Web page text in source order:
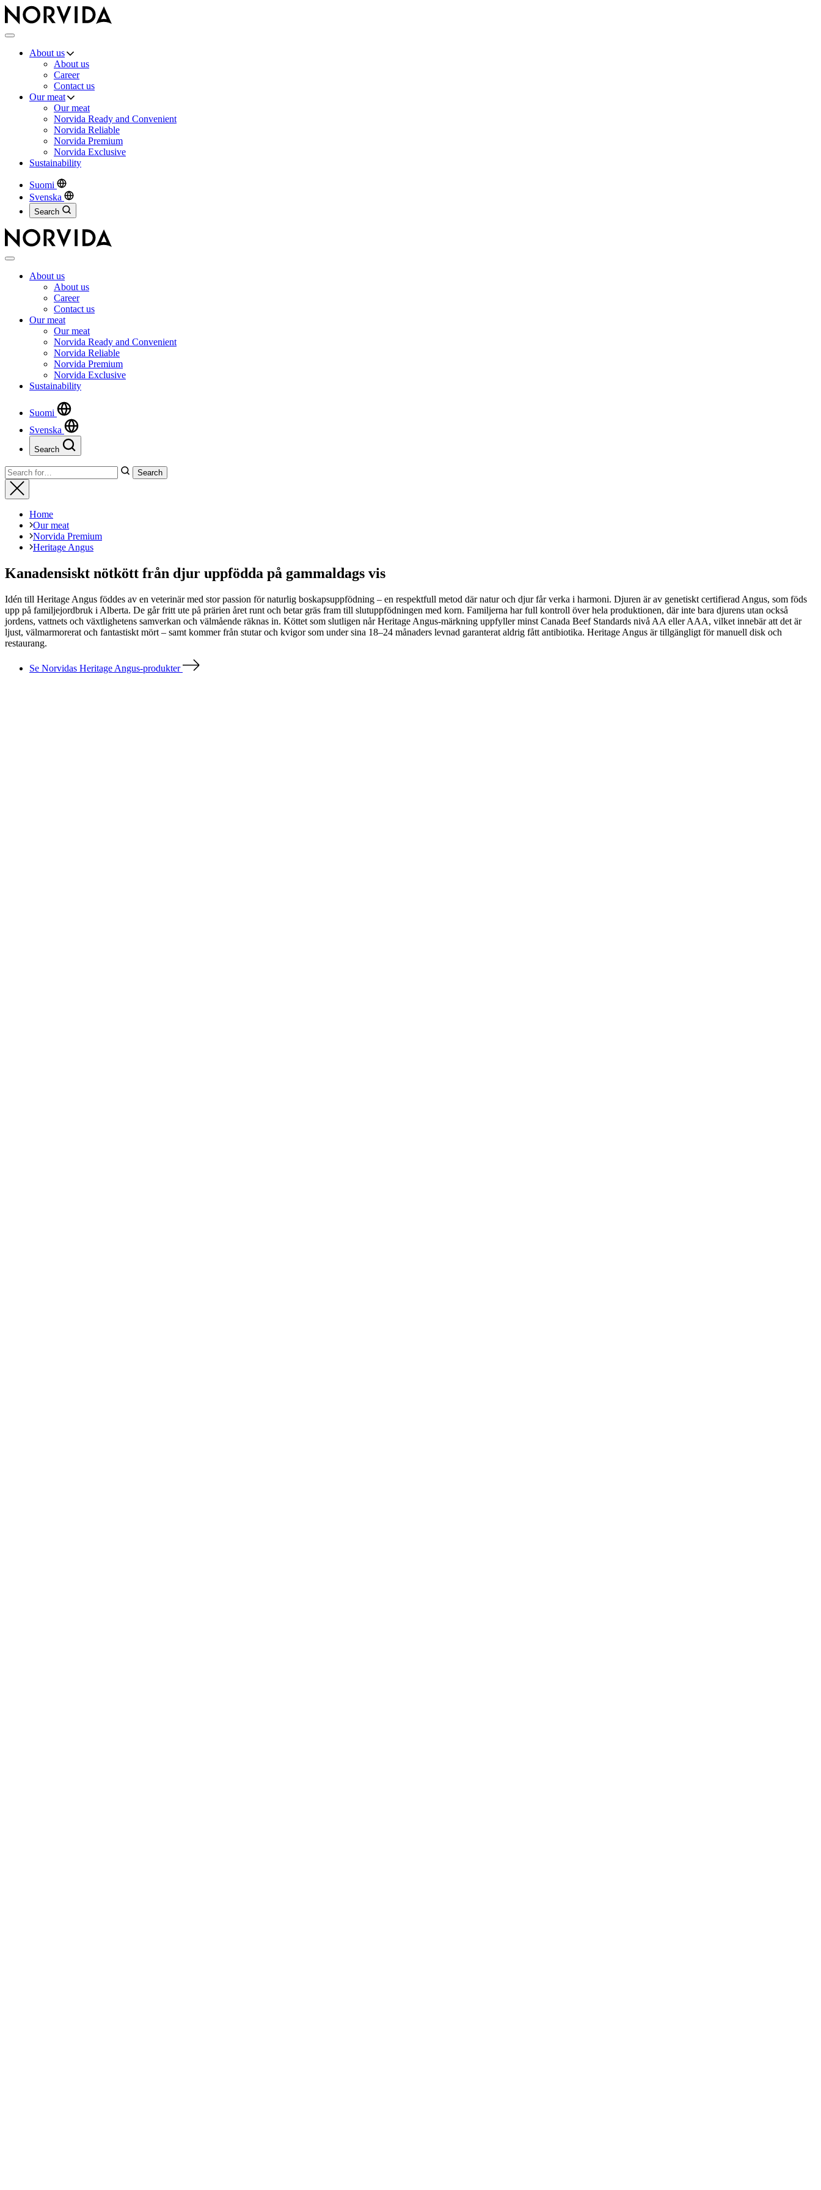
Norvida
Menu
About us
About us
Career
Contact us
Our meat
Our meat
Norvida Ready and Convenient
Norvida Reliable
Norvida Premium
Norvida Exclusive
Sustainability
Suomi
Svenska
Search
Close
About us
About us
Career
Contact us
Our meat
Our meat
Norvida Ready and Convenient
Norvida Reliable
Norvida Premium
Norvida Exclusive
Sustainability
Suomi
Svenska
Search
Close
Search
for:
Search
Close
Home
Our meat
Norvida Premium
Heritage Angus
Kanadensiskt nötkött från djur uppfödda på gammaldags vis
Idén till Heritage Angus föddes av en veterinär med stor passion för naturlig boskapsuppfödning – en respektfull metod där natur och djur får verka i harmoni. Djuren är av genetiskt certifierad Angus, som föds
upp på familjejordbruk i Alberta. De går fritt ute på prärien året runt och betar gräs fram till slutuppfödningen med korn. Familjerna har full kontroll över hela produktionen, där inte bara djurens utan också
jordens, vattnets och växtlighetens samverkan och välmående räknas in. Köttet som slutligen når Heritage Angus-märkning uppfyller minst Canada Beef Standards nivå AA eller AAA, vilket innebär att det är
ljust, välmarmorerat och fantastiskt mört – samt kommer från stutar och kvigor som under sina 18–24 månaders levnad garanterat aldrig fått antibiotika. Heritage Angus är tillgängligt för manuell disk och
restaurang.
Se Norvidas Heritage Angus-produkter